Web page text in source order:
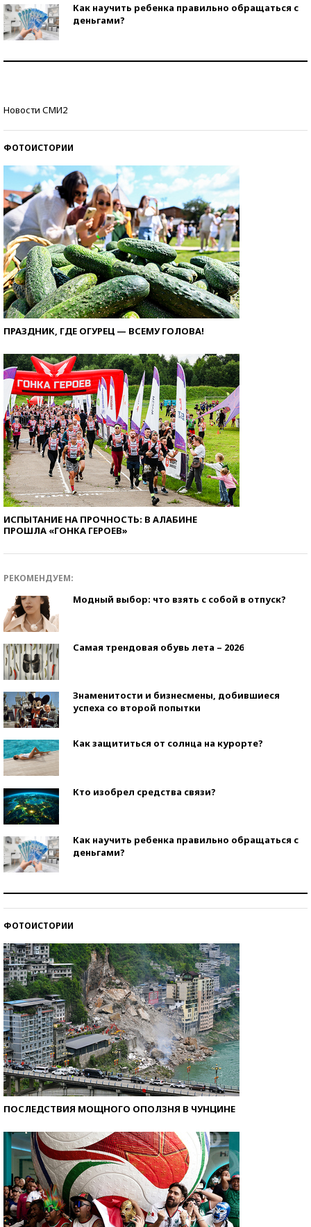
Как научить ребенка правильно обращаться с
деньгами?
Новости СМИ2
ФОТОИСТОРИИ
ПРАЗДНИК, ГДЕ ОГУРЕЦ — ВСЕМУ ГОЛОВА!
ИСПЫТАНИЕ НА ПРОЧНОСТЬ: В АЛАБИНЕ
ПРОШЛА «ГОНКА ГЕРОЕВ»
РЕКОМЕНДУЕМ:
Модный выбор: что взять с собой в отпуск?
Самая трендовая обувь лета – 2026
Знаменитости и бизнесмены, добившиеся
успеха со второй попытки
Как защититься от солнца на курорте?
Кто изобрел средства связи?
Как научить ребенка правильно обращаться с
деньгами?
ФОТОИСТОРИИ
ПОСЛЕДСТВИЯ МОЩНОГО ОПОЛЗНЯ В ЧУНЦИНЕ